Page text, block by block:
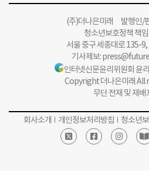
(주)더나은미래 발행인/
청소년보호정책 책
서울 중구 세종대로 135-
기사제보:
인터넷신문윤리위원회 윤
Copyright 더나은미래 All
무단 전재 및 재배
회사소개 개인정보처리방침 청소년